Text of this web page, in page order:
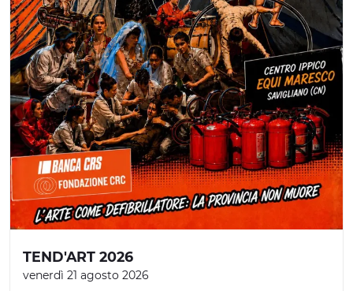
TEND'ART 2026
venerdì 21 agosto 2026